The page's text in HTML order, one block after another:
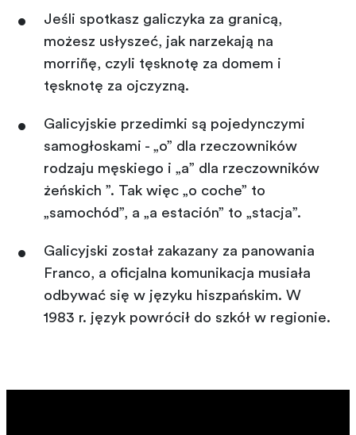
Jeśli spotkasz galiczyka za granicą,
możesz usłyszeć, jak narzekają na
morriñę, czyli tęsknotę za domem i
tęsknotę za ojczyzną.
Galicyjskie przedimki są pojedynczymi
samogłoskami - „o” dla rzeczowników
rodzaju męskiego i „a” dla rzeczowników
żeńskich ”. Tak więc „o coche” to
„samochód”, a „a estación” to „stacja”.
Galicyjski został zakazany za panowania
Franco, a oficjalna komunikacja musiała
odbywać się w języku hiszpańskim. W
1983 r. język powrócił do szkół w regionie.